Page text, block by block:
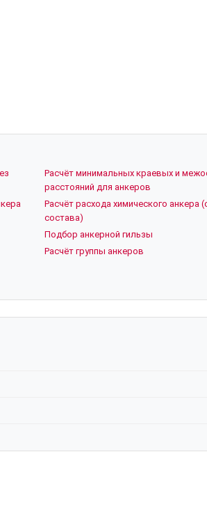
Расчёт минимальных краевых и
расстояний для анкеров
Расчёт расхода химического анкера
состава)
Подбор анкерной гильзы
Расчёт группы анкеров